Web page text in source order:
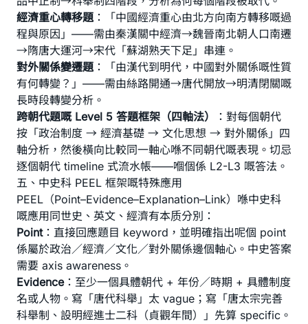
經濟重心轉移題：「中國經濟重心由北方向南方轉移嘅過
程與原因」——需由秦漢關中經濟→魏晉南北朝人口南遷
→隋唐大運河→宋代「蘇湖熟天下足」串連。
對外關係變遷題：「由漢代到明代，中國對外關係嘅性質
有何轉變？」——需由絲路開通→唐代開放→明清閉關嘅
長時段轉變分析。
跨朝代題嘅 Level 5 答題框架（四軸法）
：對每個朝代
按「政治制度 → 經濟基礎 → 文化思想 → 對外關係」四
軸分析，然後橫向比較同一軸心喺不同朝代嘅表現。切忌
逐個朝代 timeline 式流水帳——嗰個係 L2-L3 嘅答法。
五、中史科 PEEL 框架嘅特殊應用
PEEL（Point–Evidence–Explanation–Link）喺中史科
嘅應用同世史、英文、經濟有本质分別：
Point：直接回應題目 keyword，並明確指出呢個 point
係屬於政治／經濟／文化／對外關係邊個軸心。中史答案
需要 axis awareness。
Evidence：至少一個具體朝代 + 年份／時期 + 具體制度
名或人物。寫「唐代科舉」太 vague；寫「唐太宗完善
科舉制、設明經進士二科（貞觀年間）」先算 specific。